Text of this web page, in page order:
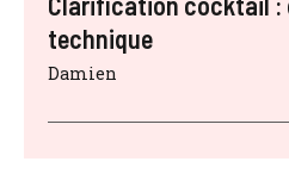
technique
Damien